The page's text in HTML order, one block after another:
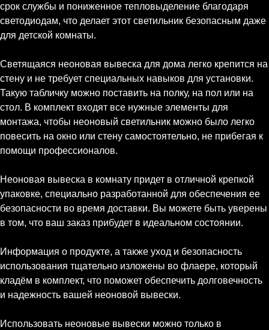
срок службы и пониженное тепловыделение благодаря
светодиодам, что делает этот светильник безопасным даже
для детской комнаты.
Светящаяся неоновая вывеска для дома легко крепится на
стену и не требует специальных навыков для установки.
Такую табличку можно поставить на полку, на пол или на
стол. В комплект входят все нужные элементы для
монтажа, чтобы неоновый светильник можно было легко
повесить на окно или стену самостоятельно, не прибегая к
помощи профессионалов.
Неоновая вывеска в комнату придет в отличной крепкой
упаковке, специально разработанной для обеспечения ее
безопасности во время доставки. Вы можете быть уверены
в том, что ваш заказ прибудет в идеальном состоянии.
Информация о продукте, а также уход и безопасность
использования тщательно изложены во флаере, который
кладём в комплект, что поможет обеспечить долговечность
и надежность вашей неоновой вывески.
Использовать неоновые вывески можно только в